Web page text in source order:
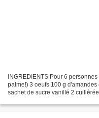
INGREDIENTS Pour 6
palme!) 3 oeufs 100 g
sachet de sucre vanillé 2